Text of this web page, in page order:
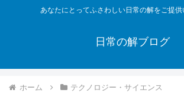
あなたにとってふさわしい日常の解をご提供
日常の解ブログ
ホーム テクノロジー・サイエンス